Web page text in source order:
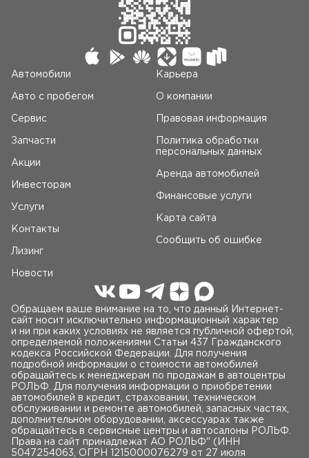
Автомобили
Авто c пробегом
Сервис
Запчасти
Акции
Инвесторам
Услуги
Контакты
Лизинг
Новости
Карьера
О компании
Правовая информация
Политика обработки
персональных данных
Аренда автомобилей
Финансовые услуги
Карта сайта
Сообщить об ошибке
Обращаем ваше внимание на то, что данный Интернет-
сайт носит исключительно информационный характер
и ни при каких условиях не является публичной офертой,
определяемой положениями Статьи 437 Гражданского
кодекса Российской Федерации. Для получения
подробной информации о стоимости автомобилей
обращайтесь к менеджерам по продажам в автоцентры
РОЛЬФ. Для получения информации о приобретении
автомобилей в кредит, страховании, техническом
обслуживании и ремонте автомобилей, запасных частях,
дополнительном оборудовании, аксессуарах также
обращайтесь в сервисные центры и автосалоны РОЛЬФ.
Права на сайт принадлежат AO РОЛЬФ" (ИНН
5047254063, ОГРН 1215000076279 от 27 июля